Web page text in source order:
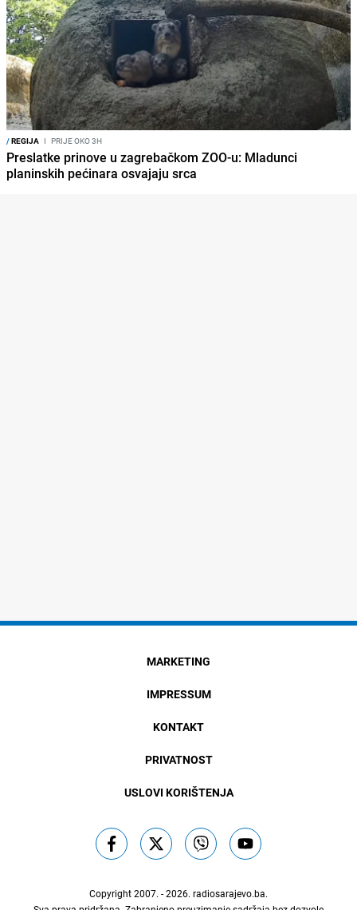
/REGIJA I PRIJE OKO 3H
Preslatke prinove u zagrebačkom ZOO-u: Mladunci
planinskih pećinara osvajaju srca
MARKETING
IMPRESSUM
KONTAKT
PRIVATNOST
USLOVI KORIŠTENJA
Copyright 2007. - 2026. radiosarajevo.ba.